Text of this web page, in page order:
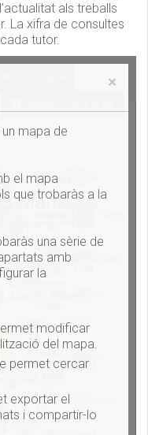
als treballs
La xifra de consultes
tutor.